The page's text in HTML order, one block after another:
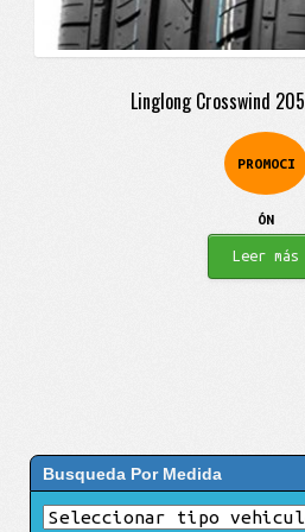
Linglong Crosswind
PROMOCI
ÓN
Leer más
Busqueda Por Medida